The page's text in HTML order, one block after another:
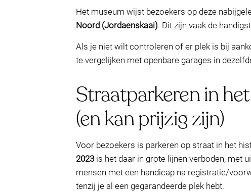
Het museum wijst bezoekers op deze
Noord (Jordaenskaai). Dit zijn vaak de
Als je niet wilt controleren of er plek is bij
te vergelijken met openbare garages in
Straatparkeren in
(en kan prijzig zijn)
Voor bezoekers is parkeren op straat in het
2023 is het daar in grote lijnen verboden, met
mensen met een handicap na registratie/
tenzij je al een gegarandeerde plek hebt.